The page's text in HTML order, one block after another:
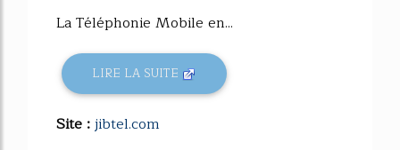
La Téléphonie Mobile en...
LIRE LA SUITE
Site :jibtel.com